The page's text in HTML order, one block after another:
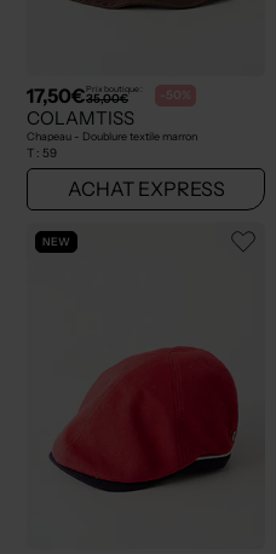
17,50€Prix boutique :
35,00€ -50%
COLAMTISS
Chapeau - Doublure textile marron
T : 59
ACHAT EXPRESS
NEW